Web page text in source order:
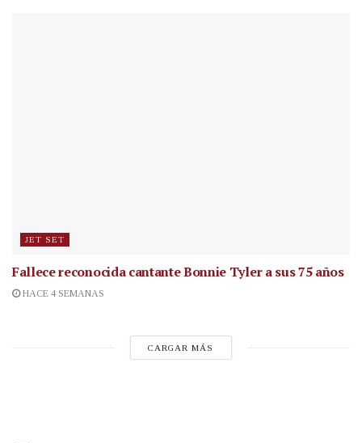
JET SET
Fallece reconocida cantanteBonnie Tyler a sus 75 años
HACE 4 SEMANAS
CARGAR MÁS